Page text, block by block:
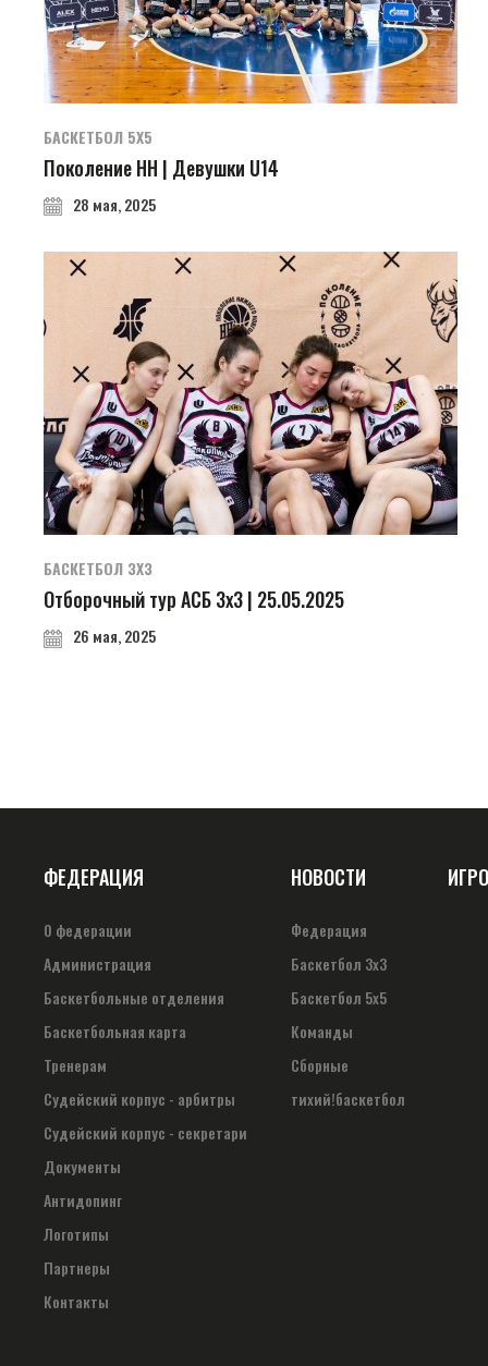
БАСКЕТБОЛ 5Х5
Поколение НН | Девушки U14
28 мая, 2025
БАСКЕТБОЛ 3Х3
Отборочный тур АСБ 3х3 | 25.05.2025
26 мая, 2025
ФЕДЕРАЦИЯ
О федерации
Администрация
Баскетбольные отделения
Баскетбольная карта
Тренерам
Судейский корпус - арбитры
Судейский корпус - секретари
Документы
Антидопинг
Логотипы
Партнеры
Контакты
НОВОСТИ
Федерация
Баскетбол 3х3
Баскетбол 5х5
Команды
Сборные
тихий!баскетбол